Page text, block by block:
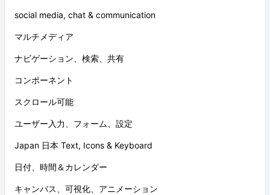
social media, chat & communication
マルチメディア
ナビゲーション、検索、共有
コンポーネント
スクロール可能
ユーザー入力、フォーム、設定
Japan 日本 Text, Icons & Keyboard
日付、時間＆カレンダー
キャンバス、可視化、アニメーション